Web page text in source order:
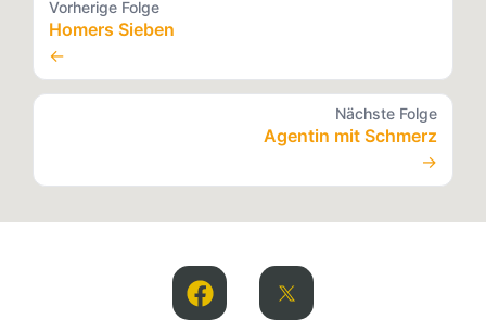
Vorherige Folge
Homers Sieben
←
Nächste Folge
Agentin mit Schmerz
→